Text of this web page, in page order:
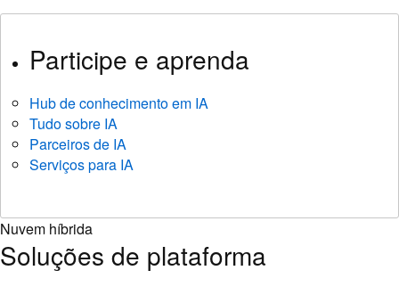
Participe e aprenda
Hub de conhecimento em IA
Tudo sobre IA
Parceiros de IA
Serviços para IA
Nuvem híbrida
Soluções de plataforma